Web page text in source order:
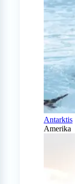
Antarktis
Amerika